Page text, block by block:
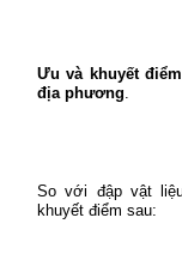
Ưu và khuyết
địa phương.
So với đập vật
khuyết điểm sau: